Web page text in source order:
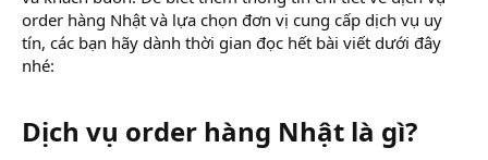
order hàng Nhật và lựa chọn đơn vị cung cấp dịch vụ uy
tín, các bạn hãy dành thời gian đọc hết bài viết dưới đây
nhé:
Dịch vụ order hàng Nhật là gì?​